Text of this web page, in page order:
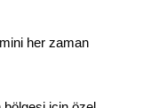
her zaman